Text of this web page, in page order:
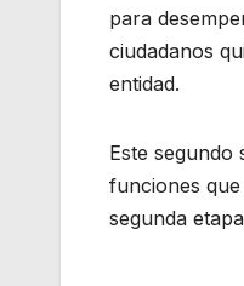
para
ciudadanos
entidad.
Este segundo
funciones
segunda